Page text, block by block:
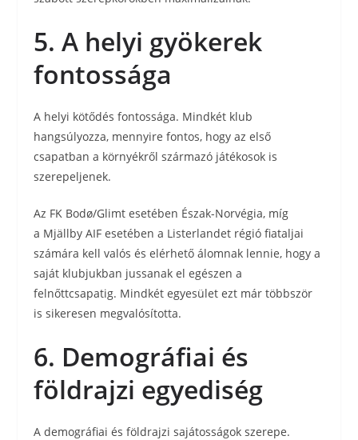
5. A helyi gyökerek
fontossága
A helyi kötődés fontossága. Mindkét klub
hangsúlyozza, mennyire fontos, hogy az első
csapatban a környékről származó játékosok is
szerepeljenek.
Az FK Bodø/Glimt esetében Észak-Norvégia, míg
a Mjällby AIF esetében a Listerlandet régió fiataljai
számára kell valós és elérhető álomnak lennie, hogy a
saját klubjukban jussanak el egészen a
felnőttcsapatig. Mindkét egyesület ezt már többször
is sikeresen megvalósította.
6. Demográfiai és
földrajzi egyediség
A demográfiai és földrajzi sajátosságok szerepe.